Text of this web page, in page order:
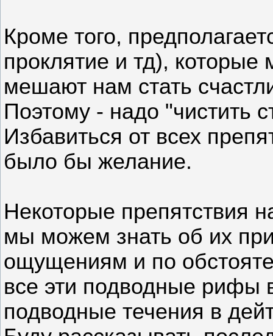
Кроме того,
проклятие и тд),
мешают нам стать
Поэтому - надо "чистить
Избавиться от всех
было бы желание.
Некоторые препятствия
мы можем знать об их
ощущениям и по
все эти подводные рифы
подводные течения в